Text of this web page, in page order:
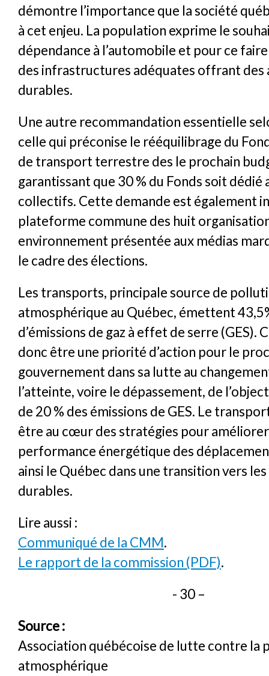
démontre l’importance que la société
à cet enjeu. La population exprime le
dépendance à l’automobile et pour ce
des infrastructures adéquates offrant des
durables.
Une autre recommandation essentielle
celle qui préconise le rééquilibrage du
de transport terrestre des le prochain
garantissant que 30 % du Fonds soit
collectifs. Cette demande est également
plateforme commune des huit
environnement présentée aux médias
le cadre des élections.
Les transports, principale source de
atmosphérique au Québec, émettent
d’émissions de gaz à effet de serre (GES).
donc être une priorité d’action pour le
gouvernement dans sa lutte au
l’atteinte, voire le dépassement, de
de 20 % des émissions de GES. Le
être au cœur des stratégies pour
performance énergétique des
ainsi le Québec dans une transition vers
durables.
Lire aussi :
Communiqué de la CMM.
Le rapport de la commission (PDF).
- 30 –
Source :
Association québécoise de lutte contre la
atmosphérique